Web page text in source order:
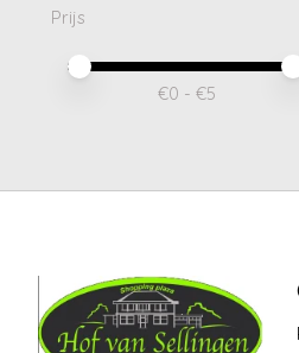
Prijs
Minimale prijswaarde
Price maximum value
€0 - €5